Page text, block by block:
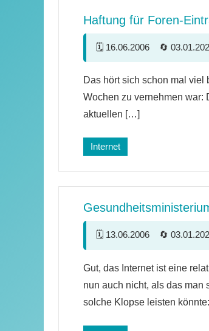
Haftung für Foren-
16.06.2006
Kommentar
Das hört sich schon mal viel
Wochen zu vernehmen war:
aktuellen […]
Internet
13.06.2006
Kommentare
Gut, das Internet ist eine
nun auch nicht, als das man
solche Klopse leisten